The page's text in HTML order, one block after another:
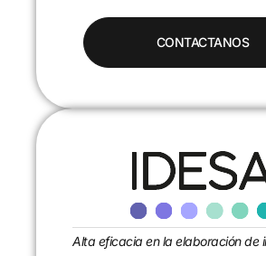
Alta eficacia en la elaboración de